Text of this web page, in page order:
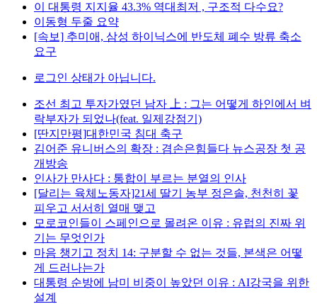
이 대통령 지지율 43.3% 역대최저 , 구조적 다수요?
이동형 두줄 요약
[속보] 추미애, 삼성 하이닉스에 반도체 폐수 방류 축소
요구
로그인 상태가 아닙니다.
조선 최고 투자가였던 남자 上 : 그는 어떻게 하인에서 벼
락부자가 되었나(feat. 일제강점기)
[딴지만평]대한민국 침대 축구
김어준 유니버스의 확장 : 겸손은힘들다 뉴스공장 첫 공
개방송
인사가 만사다 : 통합이 부르는 분열의 인사
[달리는 육체노동자]21세 딸기 농부 정은솔, 천천히 꽃
피우고 서서히 열매 맺고
모로코인들이 스페인으로 몰려온 이유 : 유럽의 진짜 위
기는 무엇인가
마음 챙기고 정치 14: 구분할 수 없는 것들, 본색은 어떻
게 드러나는가
대통령 순방에 남미 비중이 높았던 이유 : AI강국을 위한
설계